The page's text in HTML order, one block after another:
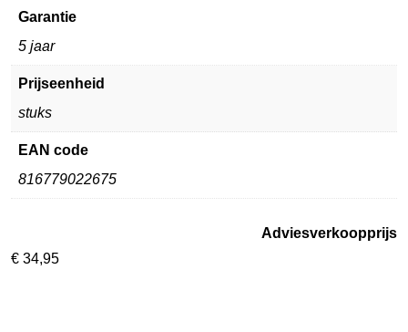
Garantie
5 jaar
Prijseenheid
stuks
EAN code
816779022675
Adviesverkoopprijs
€ 34,95